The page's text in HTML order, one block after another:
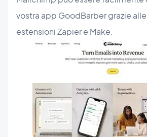
vostra app GoodBarber grazie
estensioni Zapier e Make.